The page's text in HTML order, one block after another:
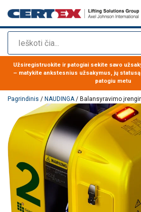
Paieška
Produktas buvo pridėtas prie jūsų
Užsiregistruokite ir patogiai sekite savo
– matykite ankstesnius užsakymus, jų
patogiu metu
Pagrindinis / NAUDINGA/ Balansyravimo